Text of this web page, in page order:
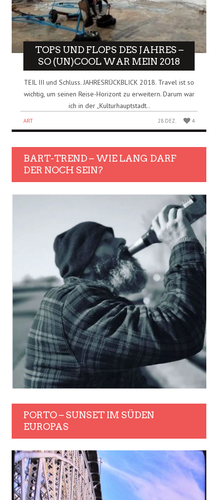
TOPS UND FLOPS DES JAHRES –
SO (UN)COOL WAR MEIN 2018
TEIL III und Schluss. JAHRESRÜCKBLICK 2018. Travel ist so
wichtig, um seinen Reise-Horizont zu erweitern. Darum war
ich in der „Kulturhauptstadt..
ART 28 DEZ. 4
BART-TREND – WIE LANG DARF
DER NOCH SEIN?
PORTO – SUNSET IM SÜDEN
EUROPAS